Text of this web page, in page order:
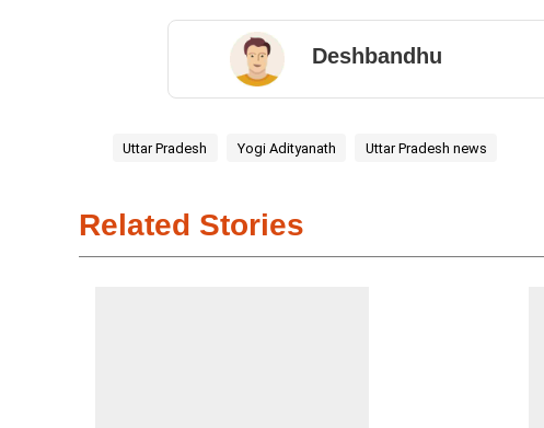
Deshbandhu
Uttar Pradesh Yogi Adityanath Uttar Pradesh news
Related Stories